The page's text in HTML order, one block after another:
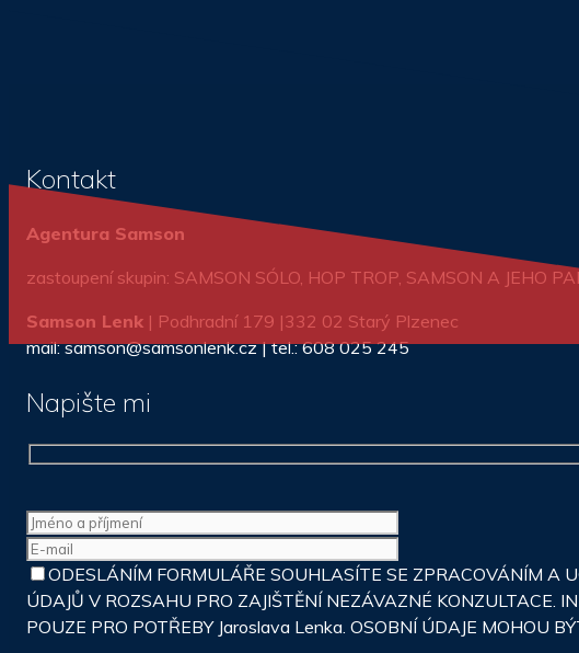
Kontakt
Agentura Samson
zastoupení skupin: SAMSON SÓLO, HOP TROP, SAMSON A JEHO
Samson Lenk | Podhradní 179 |332 02 Starý Plzenec
mail: samson@samsonlenk.cz | tel.: 608 025 245
Napište mi
ODESLÁNÍM FORMULÁŘE SOUHLASÍTE SE ZPRACOVÁNÍM A
ÚDAJŮ V ROZSAHU PRO ZAJIŠTĚNÍ NEZÁVAZNÉ KONZULTACE.
POUZE PRO POTŘEBY Jaroslava Lenka. OSOBNÍ ÚDAJE MOHOU